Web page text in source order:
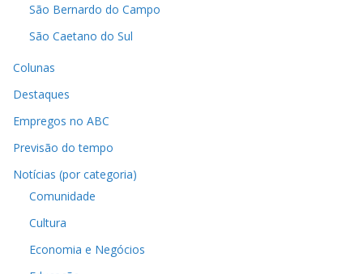
São Bernardo do Campo
São Caetano do Sul
Colunas
Destaques
Empregos no ABC
Previsão do tempo
Notícias (por categoria)
Comunidade
Cultura
Economia e Negócios